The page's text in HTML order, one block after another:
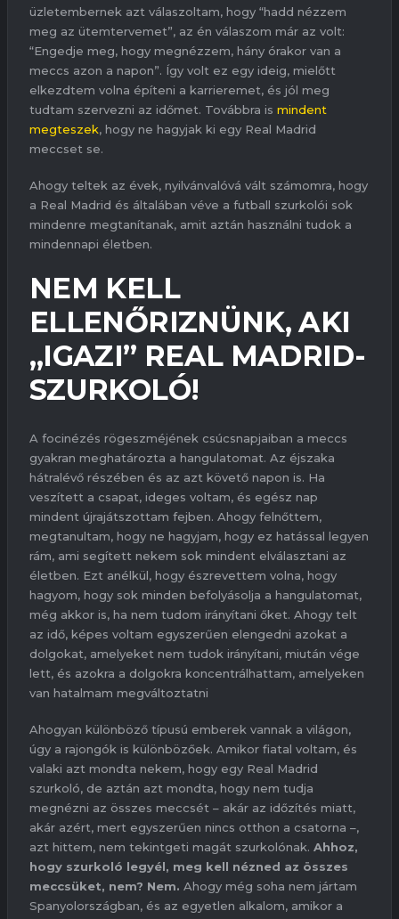
üzletembernek azt válaszoltam, hogy “hadd nézzem
meg az ütemtervemet”, az én válaszom már az volt:
“Engedje meg, hogy megnézzem, hány órakor van a
meccs azon a napon”. Így volt ez egy ideig, mielőtt
elkezdtem volna építeni a karrieremet, és jól meg
tudtam szervezni az időmet. Továbbra is mindent
megteszek, hogy ne hagyjak ki egy Real Madrid
meccset se.
Ahogy teltek az évek, nyilvánvalóvá vált számomra, hogy
a Real Madrid és általában véve a futball szurkolói sok
mindenre megtanítanak, amit aztán használni tudok a
mindennapi életben.
NEM KELL
ELLENŐRIZNÜNK, AKI
„IGAZI” REAL MADRID-
SZURKOLÓ!
A focinézés rögeszméjének csúcsnapjaiban a meccs
gyakran meghatározta a hangulatomat. Az éjszaka
hátralévő részében és az azt követő napon is. Ha
veszített a csapat, ideges voltam, és egész nap
mindent újrajátszottam fejben. Ahogy felnőttem,
megtanultam, hogy ne hagyjam, hogy ez hatással legyen
rám, ami segített nekem sok mindent elválasztani az
életben. Ezt anélkül, hogy észrevettem volna, hogy
hagyom, hogy sok minden befolyásolja a hangulatomat,
még akkor is, ha nem tudom irányítani őket. Ahogy telt
az idő, képes voltam egyszerűen elengedni azokat a
dolgokat, amelyeket nem tudok irányítani, miután vége
lett, és azokra a dolgokra koncentrálhattam, amelyeken
van hatalmam megváltoztatni
Ahogyan különböző típusú emberek vannak a világon,
úgy a rajongók is különbözőek. Amikor fiatal voltam, és
valaki azt mondta nekem, hogy egy Real Madrid
szurkoló, de aztán azt mondta, hogy nem tudja
megnézni az összes meccsét – akár az időzítés miatt,
akár azért, mert egyszerűen nincs otthon a csatorna –,
azt hittem, nem tekintgeti magát szurkolónak. Ahhoz,
hogy szurkoló legyél, meg kell nézned az összes
meccsüket, nem? Nem. Ahogy még soha nem jártam
Spanyolországban, és az egyetlen alkalom, amikor a